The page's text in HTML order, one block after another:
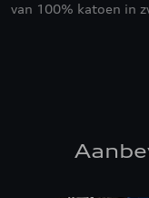
van 100% katoen in